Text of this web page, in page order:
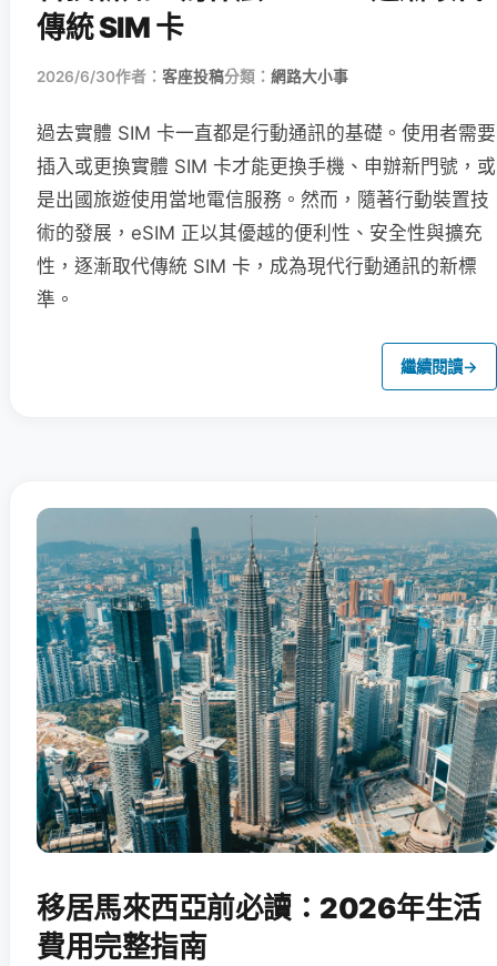
傳統 SIM 卡
2026/6/30作者： 客座投稿分類： 網路大小事
過去實體 SIM 卡一直都是行動通訊的基礎。使用者需要
插入或更換實體 SIM 卡才能更換手機、申辦新門號，或
是出國旅遊使用當地電信服務。然而，隨著行動裝置技
術的發展，eSIM 正以其優越的便利性、安全性與擴充
性，逐漸取代傳統 SIM 卡，成為現代行動通訊的新標
準。
繼續閱讀→
移居馬來西亞前必讀：2026年生活
費用完整指南